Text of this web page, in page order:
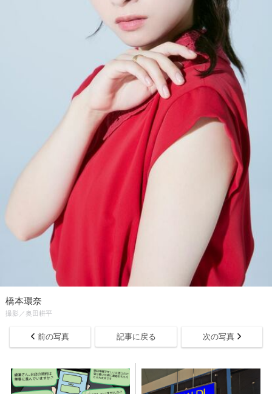
橋本環奈
撮影／奥田耕平
前の写真 記事に戻る 次の写真